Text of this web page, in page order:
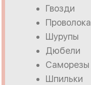
Гвозди
Проволока
Шурупы
Дюбели
Саморезы
Шпильки